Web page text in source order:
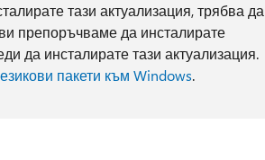
тази актуализация, трябва да
препоръчваме да инсталирате
да инсталирате тази актуализация.
пакети към Windows.